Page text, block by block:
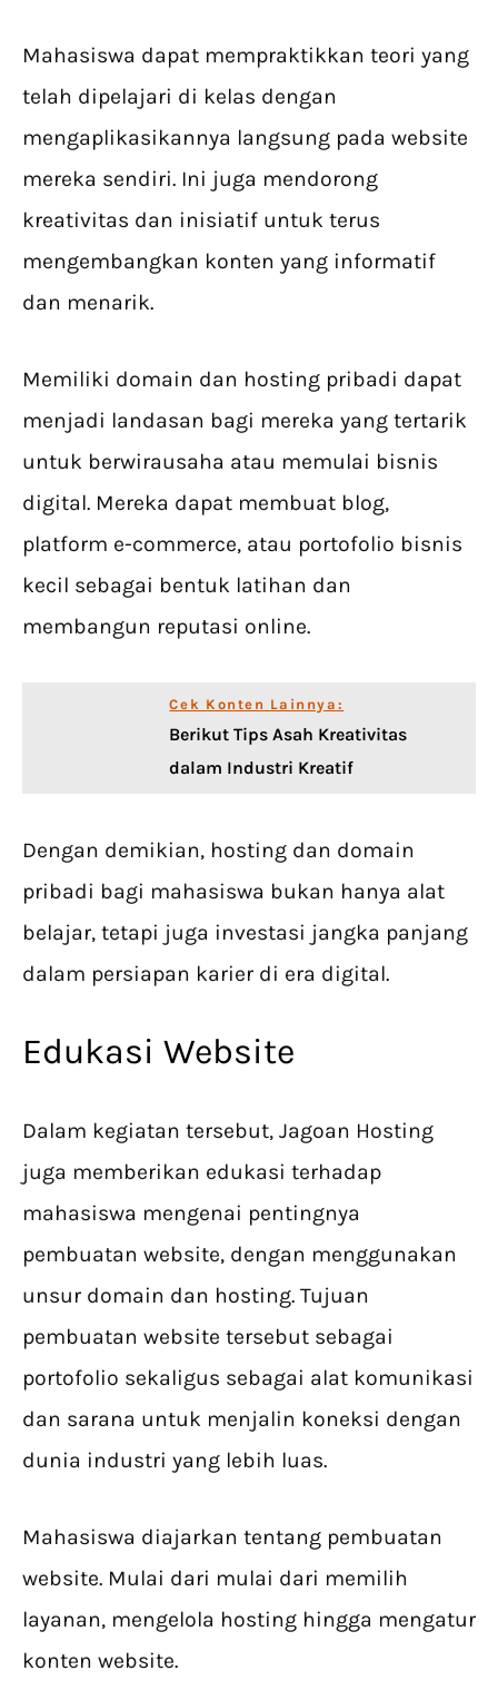
Mahasiswa dapat mempraktikkan teori yang
telah dipelajari di kelas dengan
mengaplikasikannya langsung pada website
mereka sendiri. Ini juga mendorong
kreativitas dan inisiatif untuk terus
mengembangkan konten yang informatif
dan menarik.
Memiliki domain dan hosting pribadi dapat
menjadi landasan bagi mereka yang tertarik
untuk berwirausaha atau memulai bisnis
digital. Mereka dapat membuat blog,
platform e-commerce, atau portofolio bisnis
kecil sebagai bentuk latihan dan
membangun reputasi online.
Cek Konten Lainnya:
Berikut Tips Asah Kreativitas
dalam Industri Kreatif
Dengan demikian, hosting dan domain
pribadi bagi mahasiswa bukan hanya alat
belajar, tetapi juga investasi jangka panjang
dalam persiapan karier di era digital.
Edukasi Website
Dalam kegiatan tersebut, Jagoan Hosting
juga memberikan edukasi terhadap
mahasiswa mengenai pentingnya
pembuatan website, dengan menggunakan
unsur domain dan hosting. Tujuan
pembuatan website tersebut sebagai
portofolio sekaligus sebagai alat komunikasi
dan sarana untuk menjalin koneksi dengan
dunia industri yang lebih luas.
Mahasiswa diajarkan tentang pembuatan
website. Mulai dari mulai dari memilih
layanan, mengelola hosting hingga mengatur
konten website.